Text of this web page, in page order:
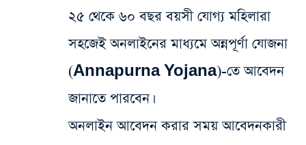
২৫ থেকে ৬০ বছর বয়সী যোগ্য মহিলারা
সহজেই অনলাইনের মাধ্যমে অন্নপূর্ণা যোজনা
(Annapurna Yojana)-তে আবেদন
জানাতে পারবেন।
অনলাইন আবেদন করার সময় আবেদনকারী